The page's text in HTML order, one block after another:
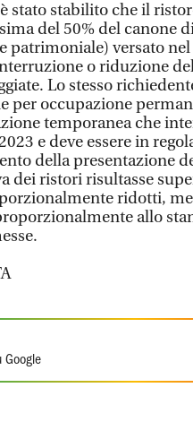
stabilito che il
del 50% del canone
patrimoniale) versato
o riduzione
Lo stesso
per occupazione
temporanea che
e deve essere in
della presentazione
dei ristori risultasse
ridotti,
allo
Google